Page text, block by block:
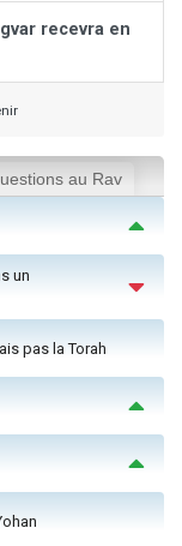
recevra en
au Rav
un
pas la Torah